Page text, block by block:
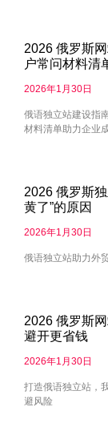
2026 俄罗斯
户常问材料清
2026年1月30日
俄语独立站建设指
材料清单助力企业
2026 俄罗斯
黄了”的原因
2026年1月30日
俄语独立站助力外
2026 俄罗斯
避开更省钱
2026年1月30日
打造俄语独立站，
避风险